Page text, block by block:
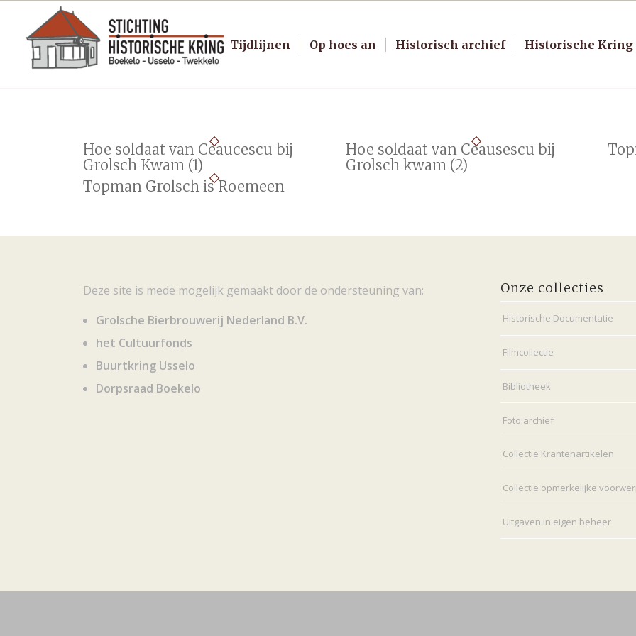
Tijdlijnen Op hoes an Historisch archief Historische Kring
Hoe soldaat van Ceaucescu bij
Grolsch Kwam (1)
Hoe soldaat van Ceausescu bij
Grolsch kwam (2)
Topman Grolsch is Roemeen
Deze site is mede mogelijk gemaakt door de ondersteuning van:
Grolsche Bierbrouwerij Nederland B.V.
het Cultuurfonds
Buurtkring Usselo
Dorpsraad Boekelo
Onze collecties
Historische Documentatie
Filmcollectie
Bibliotheek
Foto archief
Collectie Krantenartikelen
Collectie opmerkelijke
Uitgaven in eigen beheer